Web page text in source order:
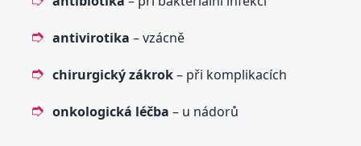
antivirotika – vzácně
chirurgický zákrok– při komplikacích
onkologická léčba – u nádorů